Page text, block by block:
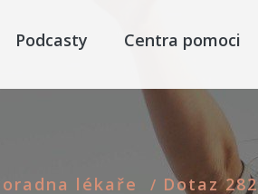
Podcasty Centra pomoci
lékaře / Dotaz 282